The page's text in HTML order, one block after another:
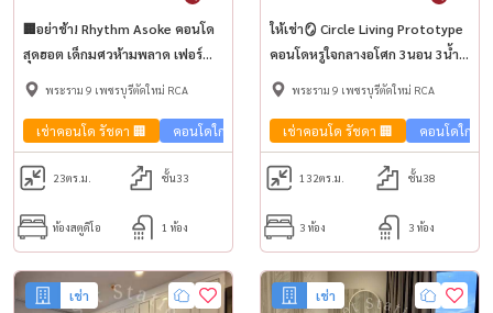
🏢อย่าช้า! Rhythm Asoke คอนโด
สุดฮอต เด็กมศวห้ามพลาด เฟอร์
ครบพร้อมอยู่ ชั้นสูง วิว G Tower✨
พระราม 9 เพชรบุรีตัดใหม่ RCA
เช่าคอนโด รัชดา 🏢 คอนโดใกล้รถไฟฟ้า🚈
23ตร.ม. ชั้น33
ห้องสตูดิโอ 1 ห้อง
ให้เช่า🪞 Circle Living Prototype
คอนโดหรูใจกลางอโศก 3นอน 3น้ำ
ห้องสวย เฟอร์ครบ 🚆 ใกล้ MRT
พระราม 9 เพชรบุรีตัดใหม่ RCA
เช่าคอนโด รัชดา 🏢 คอนโดใกล้ร
132ตร.ม. ชั้น38
3 ห้อง 3 ห้อง
เช่า เช่า